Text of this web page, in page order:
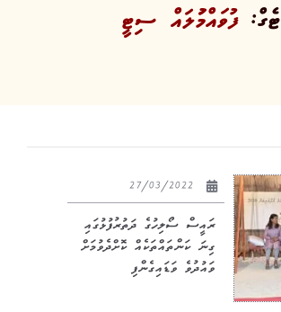
ޓެގް:ފުވައްމުަލައް ސިޓީ
ރައީސް ސޯލިހުގެ ދަތުރުފުޅުގައި
ގިނަ ކަންތައްތަކެއް ކޮށްދެވުމަށް
ވައުދުވެ ވަޑައިގެންފި